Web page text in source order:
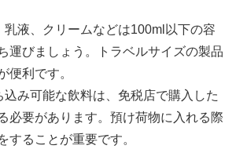
乳液、クリームなどは100ml以下の容
運びましょう。トラベルサイズの製品
便利です。
込み可能な飲料は、免税店で購入した
必要があります。預け荷物に入れる際
することが重要です。